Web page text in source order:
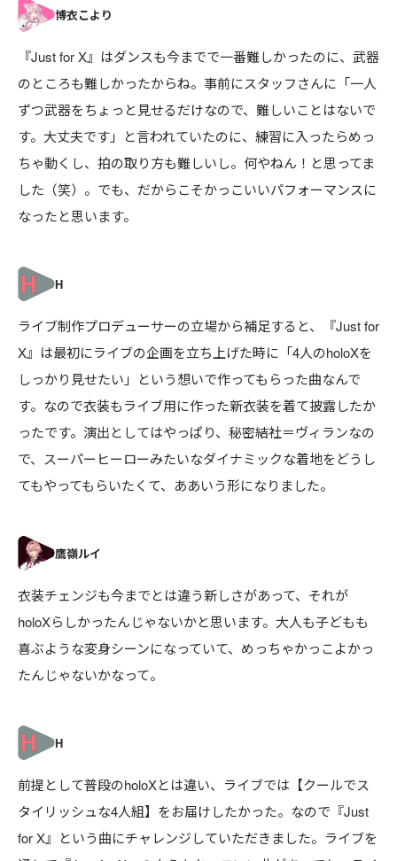
『Just for X』はダンスも今までで一番難しかったのに、武器
のところも難しかったからね。事前にスタッフさんに「一人
ずつ武器をちょっと見せるだけなので、難しいことはないで
す。大丈夫です」と言われていたのに、練習に入ったらめっ
ちゃ動くし、拍の取り方も難しいし。何やねん！と思ってま
した（笑）。でも、だからこそかっこいいパフォーマンスに
なったと思います。
ライブ制作プロデューサーの立場から補足すると、『Just for
X』は最初にライブの企画を立ち上げた時に「4人のholoXを
しっかり見せたい」という想いで作ってもらった曲なんで
す。なので衣装もライブ用に作った新衣装を着て披露したか
ったです。演出としてはやっぱり、秘密結社＝ヴィランなの
で、スーパーヒーローみたいなダイナミックな着地をどうし
てもやってもらいたくて、ああいう形になりました。
衣装チェンジも今までとは違う新しさがあって、それが
holoXらしかったんじゃないかと思います。大人も子どもも
喜ぶような変身シーンになっていて、めっちゃかっこよかっ
たんじゃないかなって。
前提として普段のholoXとは違い、ライブでは【クールでス
タイリッシュな4人組】をお届けしたかった。なので『Just
for X』という曲にチャレンジしていただきました。ライブを